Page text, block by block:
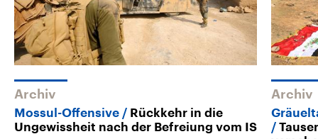
Archiv
Mossul-Offensive
Rückkehr in die
Ungewissheit nach der Befreiung vom IS
Archiv